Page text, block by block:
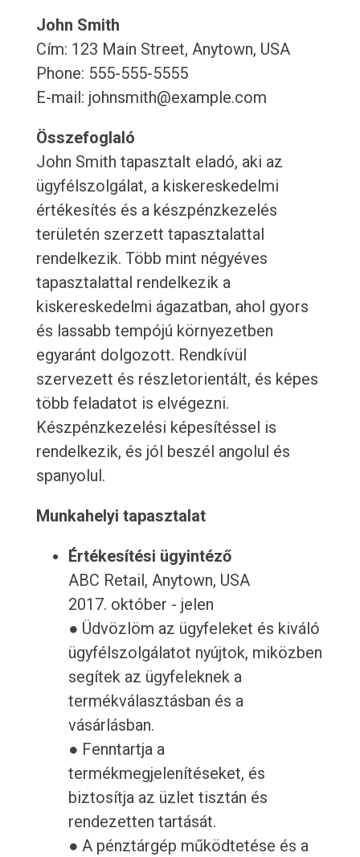
John Smith
Cím: 123 Main Street, Anytown, USA
Phone: 555-555-5555
E-mail: johnsmith@example.com
Összefoglaló
John Smith tapasztalt eladó, aki az
ügyfélszolgálat, a kiskereskedelmi
értékesítés és a készpénzkezelés
területén szerzett tapasztalattal
rendelkezik. Több mint négyéves
tapasztalattal rendelkezik a
kiskereskedelmi ágazatban, ahol gyors
és lassabb tempójú környezetben
egyaránt dolgozott. Rendkívül
szervezett és részletorientált, és képes
több feladatot is elvégezni.
Készpénzkezelési képesítéssel is
rendelkezik, és jól beszél angolul és
spanyolul.
Munkahelyi tapasztalat
Értékesítési ügyintéző
ABC Retail, Anytown, USA
2017. október - jelen
● Üdvözlöm az ügyfeleket és kiváló
ügyfélszolgálatot nyújtok, miközben
segítek az ügyfeleknek a
termékválasztásban és a
vásárlásban.
● Fenntartja a
termékmegjelenítéseket, és
biztosítja az üzlet tisztán és
rendezetten tartását.
● A pénztárgép működtetése és a